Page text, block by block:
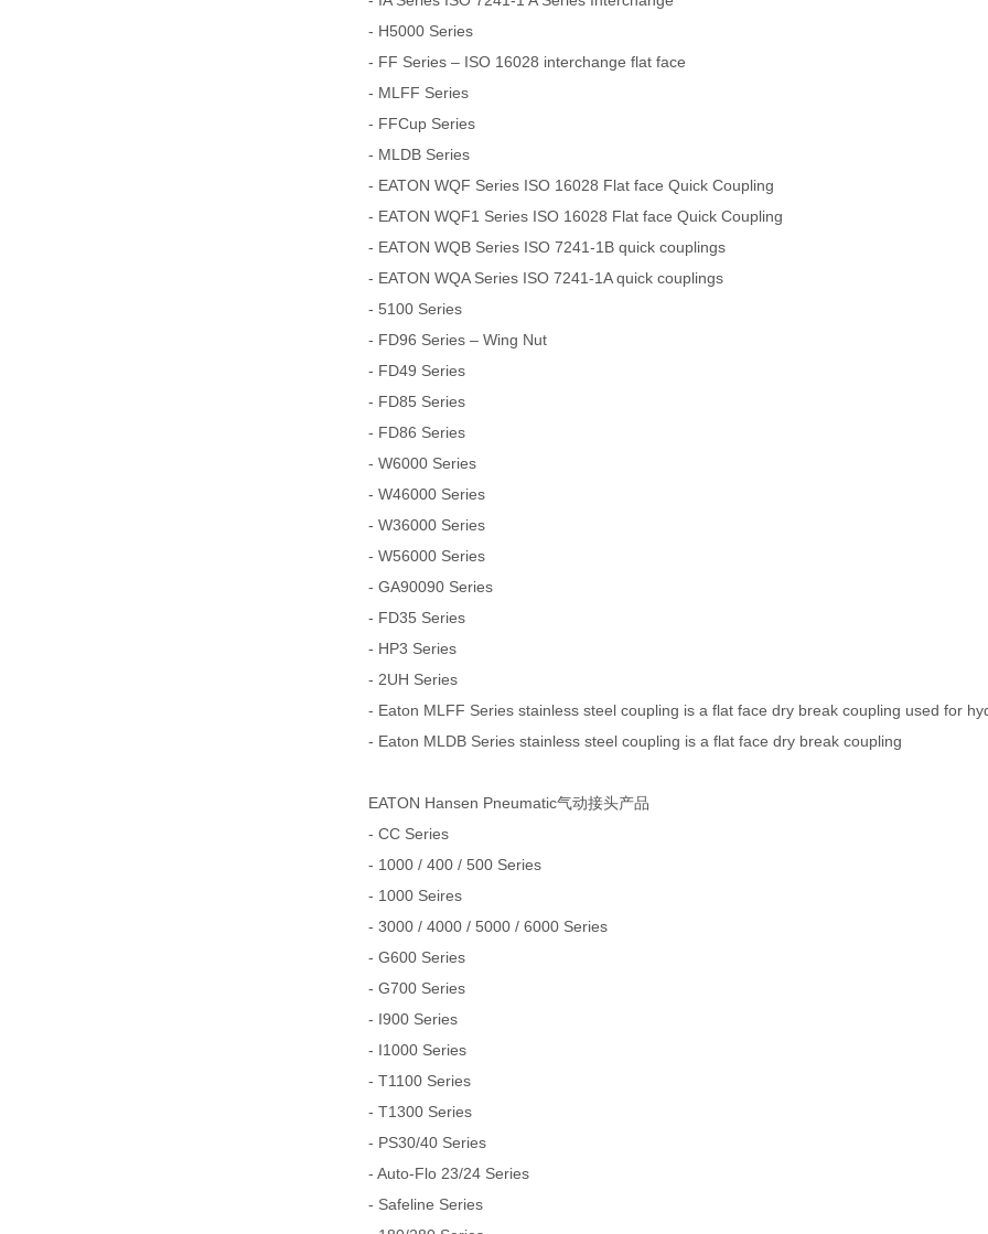
- H5000 Series
- FF Series – ISO 16028 interchange flat face
- MLFF Series
- FFCup Series
- MLDB Series
- EATON WQF Series ISO 16028 Flat face Quick Coupling
- EATON WQF1 Series ISO 16028 Flat face Quick Coupling
- EATON WQB Series ISO 7241-1B quick couplings
- EATON WQA Series ISO 7241-1A quick couplings
- 5100 Series
- FD96 Series – Wing Nut
- FD49 Series
- FD85 Series
- FD86 Series
- W6000 Series
- W46000 Series
- W36000 Series
- W56000 Series
- GA90090 Series
- FD35 Series
- HP3 Series
- 2UH Series
- Eaton MLFF Series stainless steel coupling is a flat face dry break coupling used for
- Eaton MLDB Series stainless steel coupling is a flat face dry break coupling
EATON Hansen Pneumatic气动接头产品
- CC Series
- 1000 / 400 / 500 Series
- 1000 Seires
- 3000 / 4000 / 5000 / 6000 Series
- G600 Series
- G700 Series
- I900 Series
- I1000 Series
- T1100 Series
- T1300 Series
- PS30/40 Series
- Auto-Flo 23/24 Series
- Safeline Series